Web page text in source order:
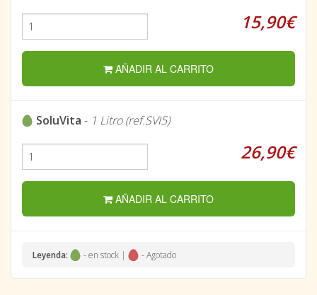
15,90€
AÑADIR AL CARRITO
SoluVita - 1 Litro (ref.SVI5)
26,90€
AÑADIR AL CARRITO
Leyenda: - en stock | - Agotado